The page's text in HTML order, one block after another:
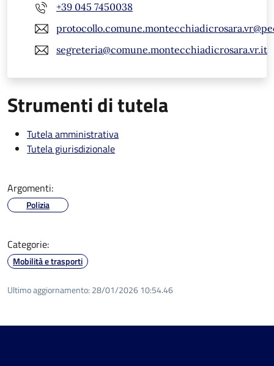
+39 045 7450038
segreteria@comune.montecchiadicrosara.vr.it
Strumenti di tutela
Tutela amministrativa
Tutela giurisdizionale
Argomenti:
Polizia
Categorie:
Mobilità e trasporti
Ultimo aggiornamento: 28/01/2026 10:54.46